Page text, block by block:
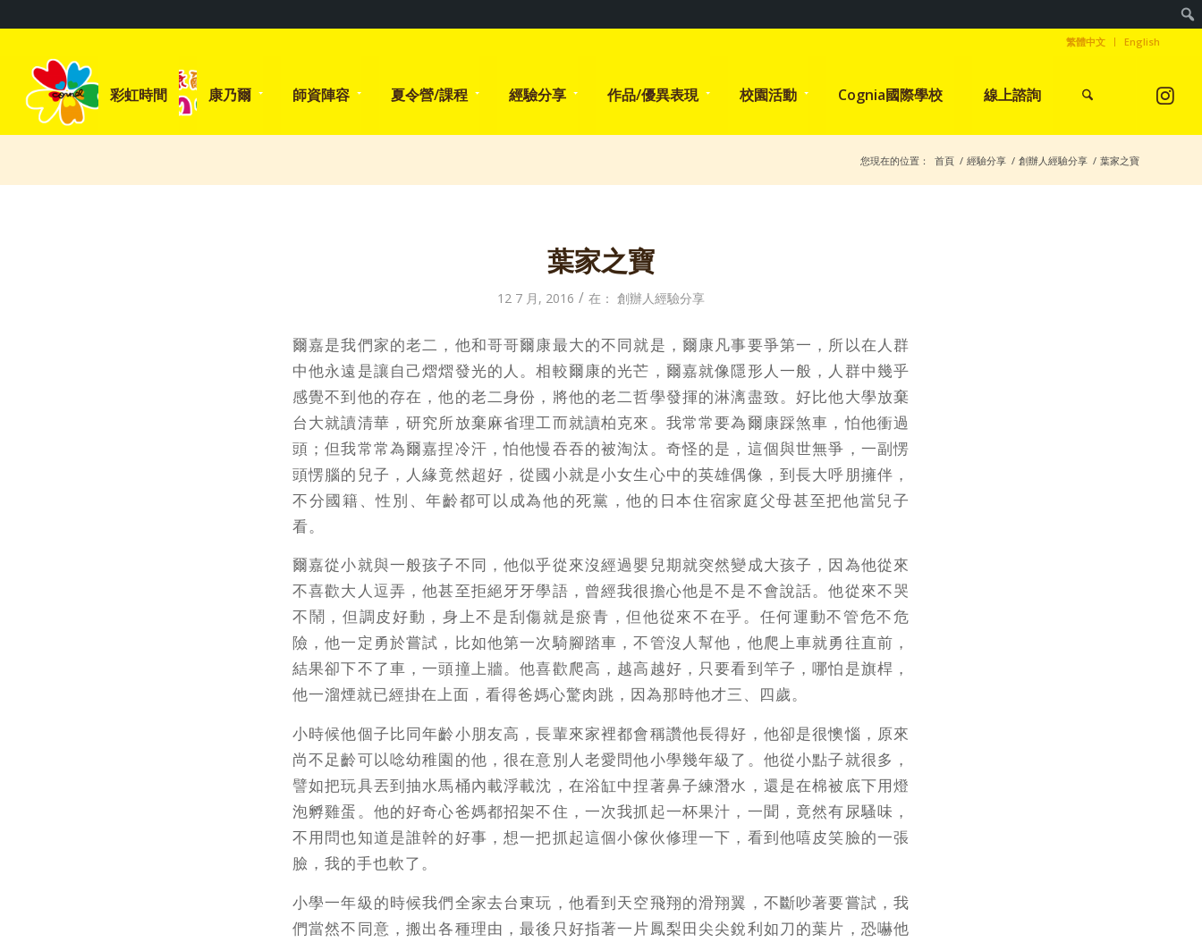
繁體中文 English
彩虹時間 康乃爾 師資陣容 夏令營/課程 經驗分享 作品/優異表現 校園活動 Cognia國際學校 線上諮詢
您現在的位置： 首頁 / 經驗分享 / 創辦人經驗分享 / 葉家之寶
葉家之寶
12 7 月, 2016 / 在： 創辦人經驗分享
爾嘉是我們家的老二，他和哥哥爾康最大的不同就是，爾康凡事要爭第一，所以在人群
中他永遠是讓自己熠熠發光的人。相較爾康的光芒，爾嘉就像隱形人一般，人群中幾乎
感覺不到他的存在，他的老二身份，將他的老二哲學發揮的淋漓盡致。好比他大學放棄
台大就讀清華，研究所放棄麻省理工而就讀柏克來。我常常要為爾康踩煞車，怕他衝過
頭；但我常常為爾嘉捏冷汗，怕他慢吞吞的被淘汰。奇怪的是，這個與世無爭，一副愣
頭愣腦的兒子，人緣竟然超好，從國小就是小女生心中的英雄偶像，到長大呼朋擁伴，
不分國籍、性別、年齡都可以成為他的死黨，他的日本住宿家庭父母甚至把他當兒子
看。
爾嘉從小就與一般孩子不同，他似乎從來沒經過嬰兒期就突然變成大孩子，因為他從來
不喜歡大人逗弄，他甚至拒絕牙牙學語，曾經我很擔心他是不是不會說話。他從來不哭
不鬧，但調皮好動，身上不是刮傷就是瘀青，但他從來不在乎。任何運動不管危不危
險，他一定勇於嘗試，比如他第一次騎腳踏車，不管沒人幫他，他爬上車就勇往直前，
結果卻下不了車，一頭撞上牆。他喜歡爬高，越高越好，只要看到竿子，哪怕是旗桿，
他一溜煙就已經掛在上面，看得爸媽心驚肉跳，因為那時他才三、四歲。
小時候他個子比同年齡小朋友高，長輩來家裡都會稱讚他長得好，他卻是很懊惱，原來
尚不足齡可以唸幼稚園的他，很在意別人老愛問他小學幾年級了。他從小點子就很多，
譬如把玩具丟到抽水馬桶內載浮載沈，在浴缸中捏著鼻子練潛水，還是在棉被底下用燈
泡孵雞蛋。他的好奇心爸媽都招架不住，一次我抓起一杯果汁，一聞，竟然有尿騷味，
不用問也知道是誰幹的好事，想一把抓起這個小傢伙修理一下，看到他嘻皮笑臉的一張
臉，我的手也軟了。
小學一年級的時候我們全家去台東玩，他看到天空飛翔的滑翔翼，不斷吵著要嘗試，我
們當然不同意，搬出各種理由，最後只好指著一片鳳梨田尖尖銳利如刀的葉片，恐嚇他